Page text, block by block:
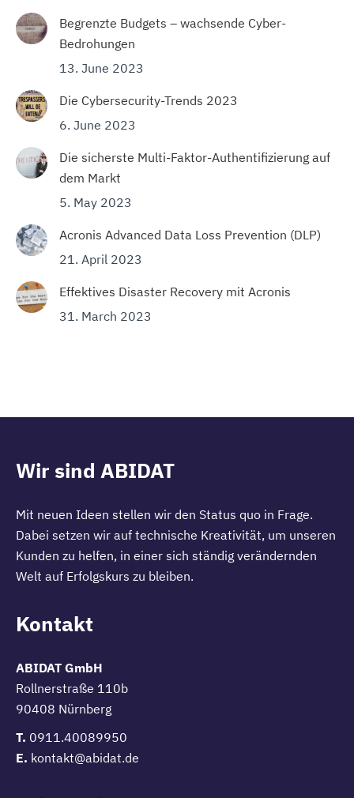
Begrenzte Budgets – wachsende Cyber-
Bedrohungen
13. June 2023
Die Cybersecurity-Trends 2023
6. June 2023
Die sicherste Multi-Faktor-Authentifizierung auf
dem Markt
5. May 2023
Acronis Advanced Data Loss Prevention (DLP)
21. April 2023
Effektives Disaster Recovery mit Acronis
31. March 2023
Wir sind ABIDAT
Mit neuen Ideen stellen wir den Status quo in Frage.
Dabei setzen wir auf technische Kreativität, um unseren
Kunden zu helfen, in einer sich ständig verändernden
Welt auf Erfolgskurs zu bleiben.
Kontakt
ABIDAT GmbH
Rollnerstraße 110b
90408 Nürnberg
T. 0911.40089950
E. kontakt@abidat.de